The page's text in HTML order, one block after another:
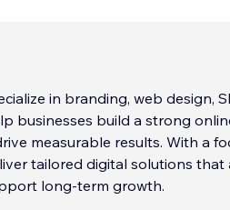
in branding, web design,
businesses build a strong
measurable results. With a
tailored digital solutions
long-term growth.